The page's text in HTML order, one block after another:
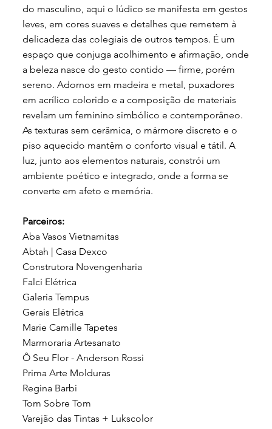
do masculino, aqui o lúdico se manifesta em gestos
leves, em cores suaves e detalhes que remetem à
delicadeza das colegiais de outros tempos. É um
espaço que conjuga acolhimento e afirmação, onde
a beleza nasce do gesto contido — firme, porém
sereno. Adornos em madeira e metal, puxadores
em acrílico colorido e a composição de materiais
revelam um feminino simbólico e contemporâneo.
As texturas sem cerâmica, o mármore discreto e o
piso aquecido mantêm o conforto visual e tátil. A
luz, junto aos elementos naturais, constrói um
ambiente poético e integrado, onde a forma se
converte em afeto e memória.
Parceiros:
Aba Vasos Vietnamitas
Abtah | Casa Dexco
Construtora Novengenharia
Falci Elétrica
Galeria Tempus
Gerais Elétrica
Marie Camille Tapetes
Marmoraria Artesanato
Ô Seu Flor - Anderson Rossi
Prima Arte Molduras
Regina Barbi
Tom Sobre Tom
Varejão das Tintas + Lukscolor